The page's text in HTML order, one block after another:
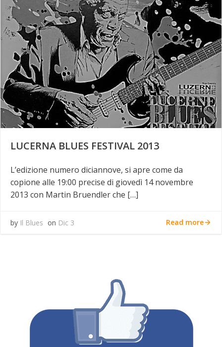
LUCERNA BLUES FESTIVAL 2013
L’edizione numero diciannove, si apre come da
copione alle 19:00 precise di giovedì 14 novembre
2013 con Martin Bruendler che […]
by Il Blues on Dic 3 Read more